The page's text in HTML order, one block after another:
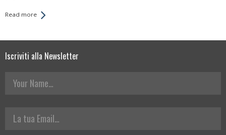
Read more
Iscriviti alla Newsletter
Your Name
La tua Email